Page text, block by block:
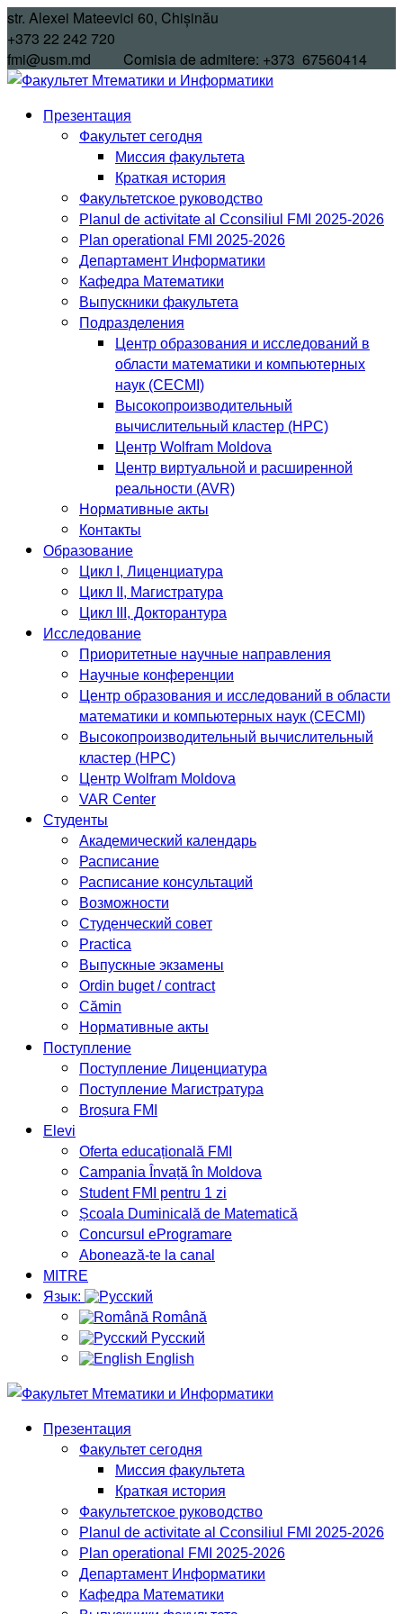
Перейти
к
контенту
str. Alexei Mateevici 60, Chișinău
+373 22 242 720
fmi@usm.md Comisia de admitere: +373 67560414
Презентация
Факультет сегодня
Миссия факультета
Краткая история
Факультетское руководство
Planul de activitate al Cconsiliul FMI 2025-2026
Plan operational FMI 2025-2026
Департамент Информатики
Кафедра Математики
Выпускники факультета
Подразделения
Центр образования и исследований в
области математики и компьютерных
наук (CECMI)
Высокопроизводительный
вычислительный кластер (HPC)
Центр Wolfram Moldova
Центр виртуальной и расширенной
реальности (AVR)
Нормативные акты
Контакты
Образование
Цикл I, Лиценциатура
Цикл II, Магистратура
Цикл III, Докторантура
Исследование
Приоритетные научные направления
Научные конференции
Центр образования и исследований в области
математики и компьютерных наук (CECMI)
Высокопроизводительный вычислительный
кластер (HPC)
Центр Wolfram Moldova
VAR Center
Студенты
Академический календарь
Расписание
Расписание консультаций
Возможности
Студенческий совет
Practica
Выпускные экзамены
Ordin buget / contract
Cămin
Нормативные акты
Поступление
Поступление Лиценциатура
Поступление Магистратура
Broșura FMI
Elevi
Oferta educațională FMI
Campania Învață în Moldova
Student FMI pentru 1 zi
Școala Duminicală de Matematică
Concursul eProgramare
Abonează-te la canal
MITRE
Язык:
Română
Русский
English
Презентация
Факультет сегодня
Миссия факультета
Краткая история
Факультетское руководство
Planul de activitate al Cconsiliul FMI 2025-2026
Plan operational FMI 2025-2026
Департамент Информатики
Кафедра Математики